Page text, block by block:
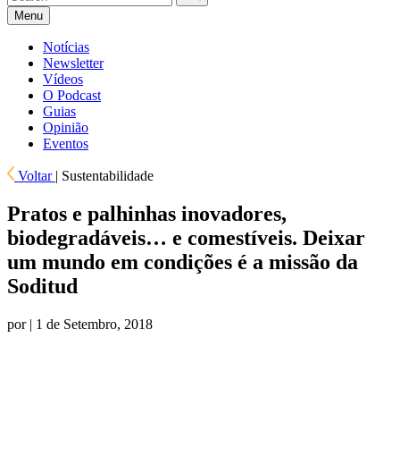
Menu
Notícias
Newsletter
Vídeos
O Podcast
Guias
Opinião
Eventos
Voltar | Sustentabilidade
Pratos e palhinhas inovadores,
biodegradáveis… e comestíveis. Deixar
um mundo em condições é a missão da
Soditud
por | 1 de Setembro, 2018